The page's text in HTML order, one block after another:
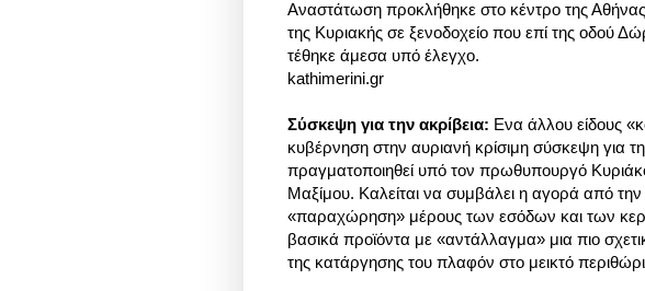
Αναστάτωση προκλήθηκε στο κέντρο της
της Κυριακής σε ξενοδοχείο που επί της οδού
τέθηκε άμεσα υπό έλεγχο.
kathimerini.gr
Σύσκεψη για την ακρίβεια: Ενα άλλου είδους
κυβέρνηση στην αυριανή κρίσιμη σύσκεψη για
πραγματοποιηθεί υπό τον πρωθυπουργό
Μαξίμου. Καλείται να συμβάλει η αγορά από την
«παραχώρηση» μέρους των εσόδων και των
βασικά προϊόντα με «αντάλλαγμα» μια πιο
της κατάργησης του πλαφόν στο μεικτό